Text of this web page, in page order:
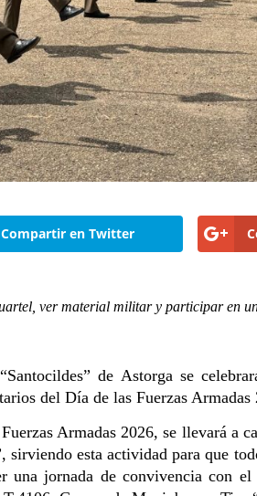
Compartir en Twitter
ver material militar y participar en
de Astorga se
del Día de las Fuerzas
Armadas 2026, se llevará a
esta actividad para que
una jornada de convivencia con el